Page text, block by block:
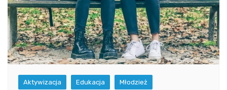
Aktywizacja Edukacja Młodzież